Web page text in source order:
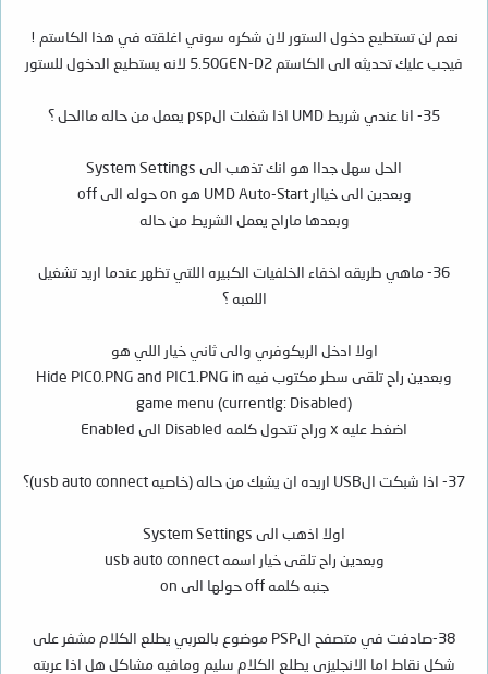
نعم لن تستطيع دخول الستور لان شكره سوني اغلقته في هذا الكاستم !
فيجب عليك تحديثه الى الكاستم 5.50GEN-D2 لانه يستطيع الدخول للستور
35- انا عندي شريط UMD اذا شغلت الpsp يعمل من حاله ماالحل ؟
الحل سهل جداا هو انك تذهب الى System Settings
وبعدين الى خياار UMD Auto-Start هو on حوله الى off
وبعدها ماراح يعمل الشريط من حاله
36- ماهي طريقه اخفاء الخلفيات الكبيره اللتي تظهر عندما اريد تشغيل
اللعبه ؟
اولا ادخل الريكوفري والى ثاني خيار اللي هو
وبعدين راح تلقى سطر مكتوب فيه Hide PIC0.PNG and PIC1.PNG in
game menu (currentlg: Disabled)
اضغط عليه x وراح تتحول كلمه Disabled الى Enabled
37- اذا شبكت الUSB اريده ان يشبك من حاله (خاصيه usb auto connect)؟
اولا اذهب الى System Settings
وبعدين راح تلقى خيار اسمه usb auto connect
جنبه كلمه off حولها الى on
38-صادفت في متصفح الPSP موضوع بالعربي يطلع الكلام مشفر على
شكل نقاط اما الانجليزي يطلع الكلام سليم ومافيه مشاكل هل اذا عربته